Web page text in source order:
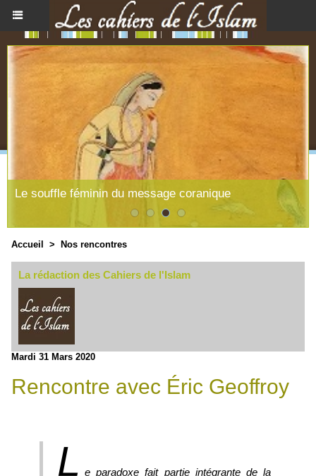
Existe-t-il une philosophie Islamique ?
Accueil > Nos rencontres
La rédaction des Cahiers de l'Islam
Mardi 31 Mars 2020
Rencontre avec Éric Geoffroy
L e paradoxe fait partie intégrante de la